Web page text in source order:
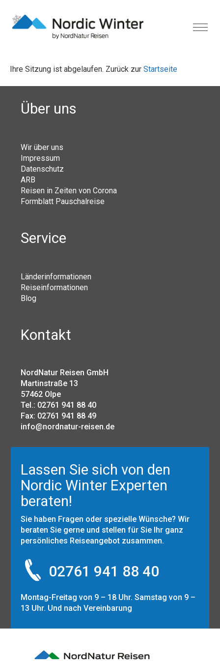
Ihre Sitzung ist abgelaufen. Zurück zur Startseite
Über uns
Wir über uns
Impressum
Datenschutz
ARB
Reisen in Zeiten von Corona
Formblatt Pauschalreise
Service
Länderinformationen
Reiseinformationen
Blog
Kontakt
NordNatur Reisen GmbH
Martinstraße 13
57462 Olpe
Tel.: 02761 941 88 40
Fax: 02761 941 88 49
info@nordnatur-reisen.de
Lassen Sie sich von den
Nordic Winter Experten
beraten!
Sie haben Fragen oder spezielle Wünsche? Wir
beraten Sie gerne und stellen für Sie Ihr ganz
persönliches Reiseangebot zusammen.
02761 941 88 40
Montag-Freitag von 9 – 18 Uhr. Samstag von 9 –
13 Uhr. Und nach Vereinbarung